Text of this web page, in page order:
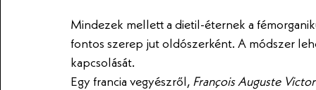
Mindezek mellett a dietil-éternek a
fontos szerep jut oldószerként. A módszer
kapcsolását.
Egy francia vegyészről, François Auguste